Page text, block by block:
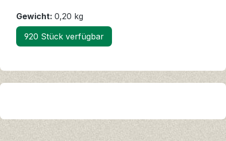
Gewicht: 0,20 kg
920 Stück verfügbar